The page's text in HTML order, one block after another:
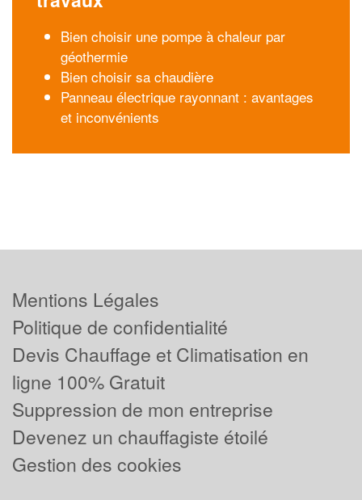
Bien choisir une pompe à chaleur par
géothermie
Bien choisir sa chaudière
Panneau électrique rayonnant : avantages
et inconvénients
Mentions Légales
Politique de confidentialité
Devis Chauffage et Climatisation en
ligne 100% Gratuit
Suppression de mon entreprise
Devenez un chauffagiste étoilé
Gestion des cookies